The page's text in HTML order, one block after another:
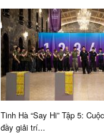
Tinh Hà “Say Hi” Tập 5:
đầy giải trí...